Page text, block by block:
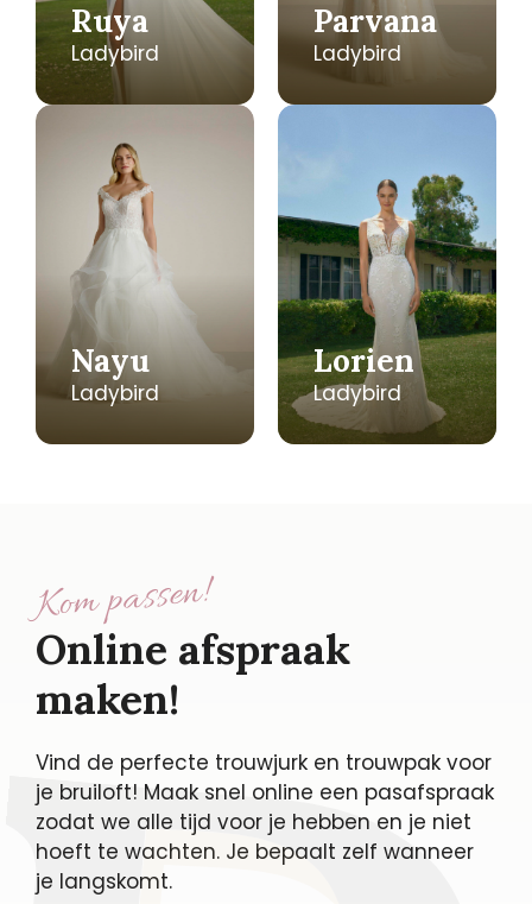
Ruya
Ladybird
Parvana
Ladybird
Nayu
Ladybird
Lorien
Ladybird
Kom passen!
Online afspraak
maken!
Vind de perfecte trouwjurk en trouwpak voor
je bruiloft! Maak snel online een pasafspraak
zodat we alle tijd voor je hebben en je niet
hoeft te wachten. Je bepaalt zelf wanneer
je langskomt.